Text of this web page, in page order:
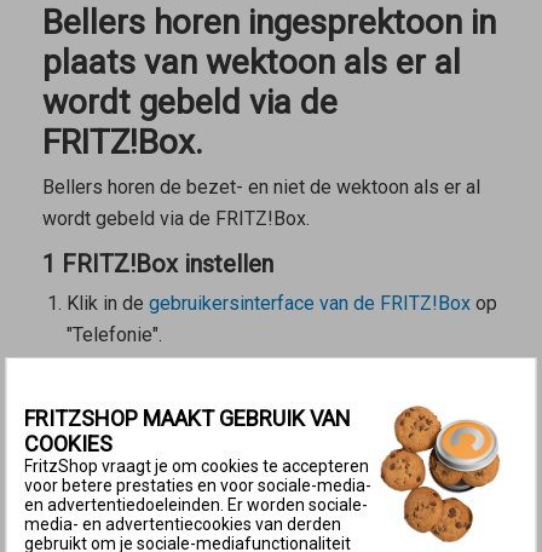
Bellers horen ingesprektoon in
plaats van wektoon als er al
wordt gebeld via de
FRITZ!Box.
Bellers horen de bezet- en niet de wektoon als er al
wordt gebeld via de FRITZ!Box.
1 FRITZ!Box instellen
Klik in de gebruikersinterface van de FRITZ!Boxop
"Telefonie".
Klik bij de telefoon in kwestie op de knop
(Bewerken).
Klik op het tabblad "Kenmerken van het
telefoonapparaat".
FRITZSHOP MAAKT GEBRUIK VAN
COOKIES
FritzShop vraagt je om cookies te accepteren
voor betere prestaties en voor sociale-media-
en advertentiedoeleinden. Er worden sociale-
media- en advertentiecookies van derden
gebruikt om je sociale-mediafunctionaliteit